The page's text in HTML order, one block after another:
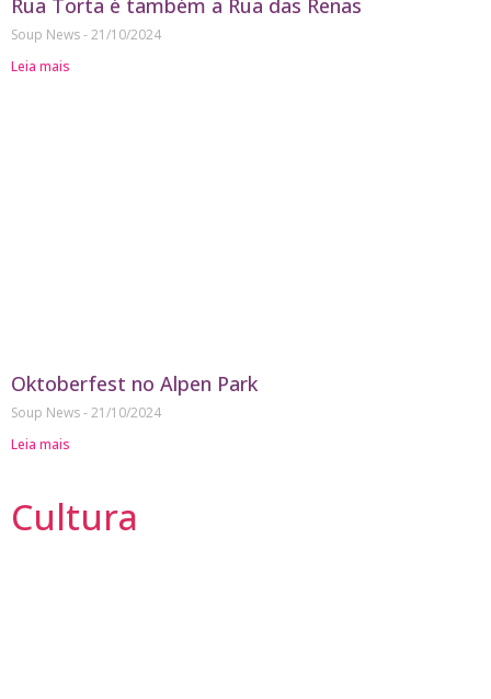
Soup News 21/10/2024
Leia mais
Oktoberfest no Alpen Park
Soup News 21/10/2024
Leia mais
Cultura